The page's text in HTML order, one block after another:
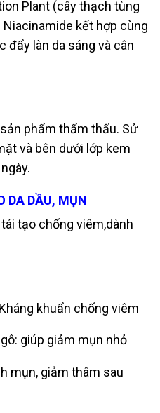
Plant (cây thạch tùng
Niacinamide kết hợp cùng
đẩy làn da sáng và cân
phẩm thẩm thấu. Sử
và bên dưới lớp kem
DA DẦU, MỤN
tạo chống viêm,dành
khuẩn chống viêm
giúp giảm mụn nhỏ
mụn, giảm thâm sau